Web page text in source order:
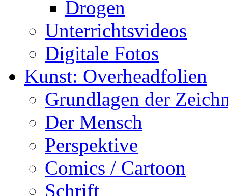
Drogen
Unterrichtsvideos
Digitale Fotos
Kunst: Overheadfolien
Grundlagen der
Der Mensch
Perspektive
Comics / Cartoon
Schrift